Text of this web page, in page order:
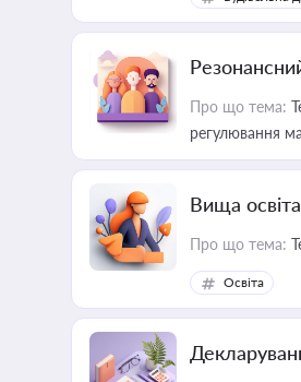
Про що тема:
регулювання
Вища освіта
Про що тема:
Освіта